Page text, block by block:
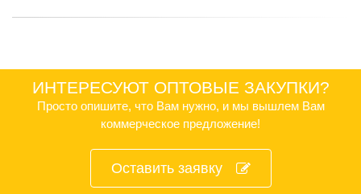
ИНТЕРЕСУЮТ ОПТОВЫЕ ЗАКУПКИ?
Просто опишите, что Вам нужно, и мы вышлем Вам
коммерческое предложение!
Оставить заявку